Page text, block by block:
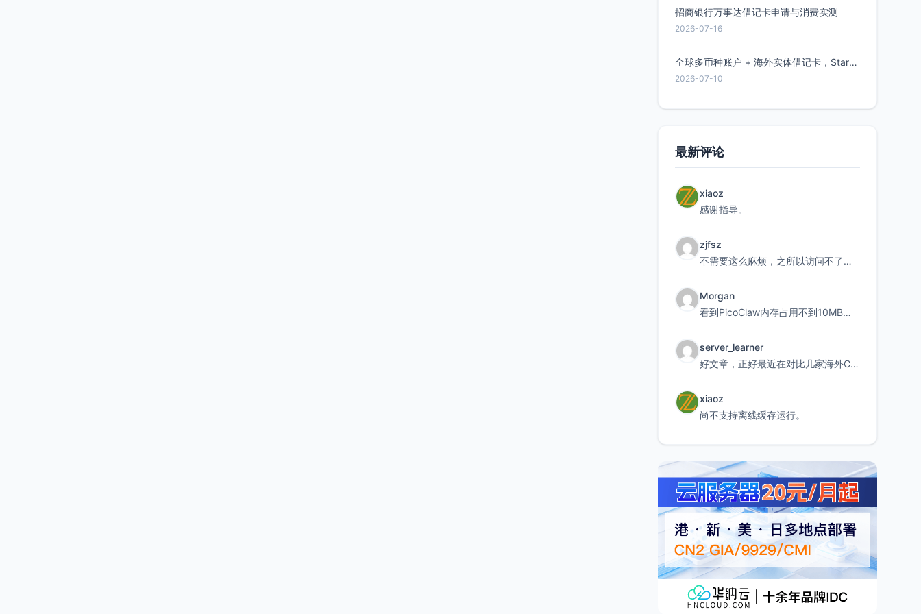
招商银行万事达借记卡申请与消费实测
2026-07-16
全球多币种账户 + 海外实体借记卡，Starryblu开户教程与注意事项
2026-07-10
最新评论
xiaoz
感谢指导。
zjfsz
不需要这么麻烦，之所以访问不了，是由于非对称路由的问题，在爱快主路由添加一条静态路由192.168.
Morgan
看到PicoClaw内存占用不到10MB这个数据真的很惊喜，确实很适合我这种想用旧设备折腾AI的小白
server_learner
好文章，正好最近在对比几家海外CDN。文中提到CF免费版不支持自定义回源端口和HOST这个痛点太真实
xiaoz
尚不支持离线缓存运行。